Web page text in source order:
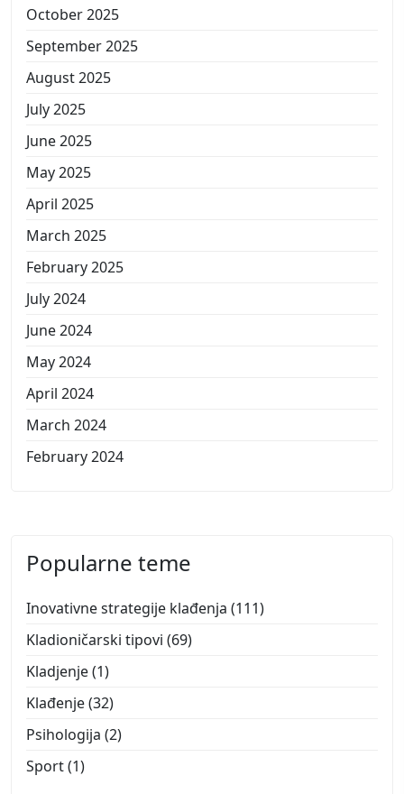
October 2025
September 2025
August 2025
July 2025
June 2025
May 2025
April 2025
March 2025
February 2025
July 2024
June 2024
May 2024
April 2024
March 2024
February 2024
Popularne teme
Inovativne strategije klađenja (111)
Kladioničarski tipovi (69)
Kladjenje(1)
Klađenje(32)
Psihologija (2)
Sport(1)